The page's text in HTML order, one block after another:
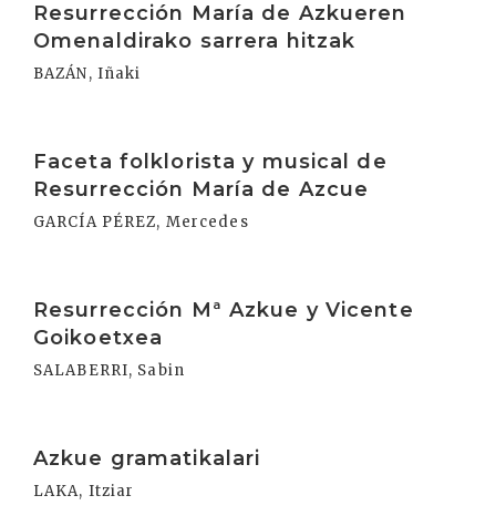
Resurrección María de Azkueren
Omenaldirako sarrera hitzak
BAZÁN, Iñaki
Faceta folklorista y musical de
Resurrección María de Azcue
GARCÍA PÉREZ, Mercedes
Resurrección Mª Azkue y Vicente
Goikoetxea
SALABERRI, Sabin
Azkue gramatikalari
LAKA, Itziar